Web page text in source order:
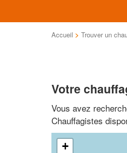
Accueil > Trouver un
Votre
Vous avez
Chauffagistes
+